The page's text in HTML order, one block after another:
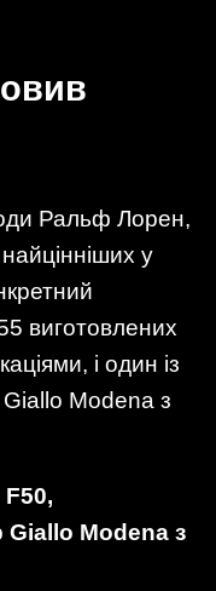
Ральф Лорен,
у
виготовлених
і один із
Modena з
Giallo Modena з